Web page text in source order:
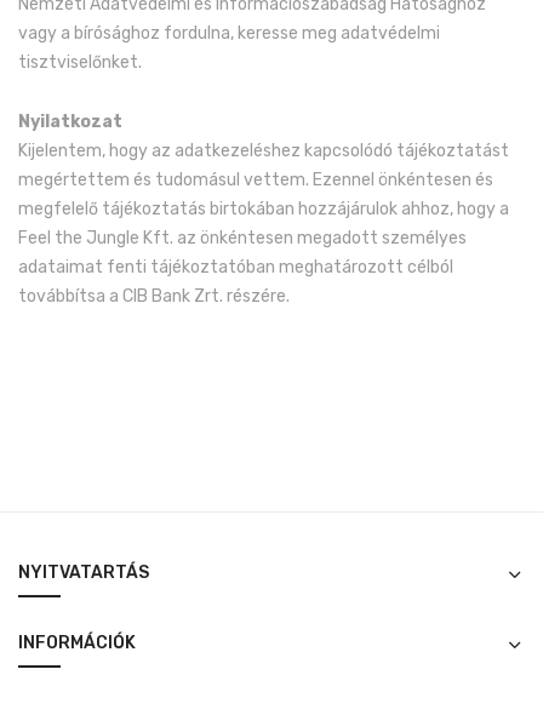
Nemzeti Adatvédelmi és Információszabadság Hatósághoz
vagy a bírósághoz fordulna, keresse meg adatvédelmi
tisztviselőnket.
Nyilatkozat
Kijelentem, hogy az adatkezeléshez kapcsolódó tájékoztatást
megértettem és tudomásul vettem. Ezennel önkéntesen és
megfelelő tájékoztatás birtokában hozzájárulok ahhoz, hogy a
Feel the Jungle Kft. az önkéntesen megadott személyes
adataimat fenti tájékoztatóban meghatározott célból
továbbítsa a CIB Bank Zrt. részére.
NYITVATARTÁS
INFORMÁCIÓK